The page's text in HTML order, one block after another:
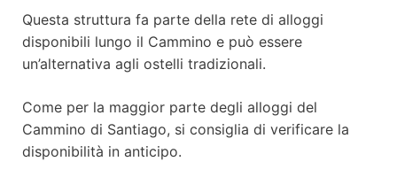
Questa struttura fa parte della rete di alloggi
disponibili lungo il Cammino e può essere
un’alternativa agli ostelli tradizionali.
Come per la maggior parte degli alloggi del
Cammino di Santiago, si consiglia di verificare la
disponibilità in anticipo.